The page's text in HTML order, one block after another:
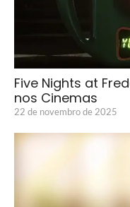
Five Nights at
nos Cinemas
22 de novembro de 2025